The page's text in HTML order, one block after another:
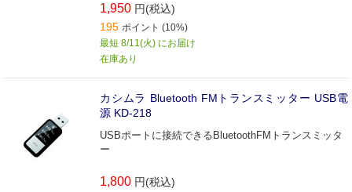
1,950 円(税込)
195 ポイント (10%)
最短 8/11(火) にお届け
在庫あり
カシムラ Bluetooth FMトランスミッター USB電
源 KD-218
USBポートに接続できるBluetoothFMトランスミッタ
ー
1,800 円(税込)